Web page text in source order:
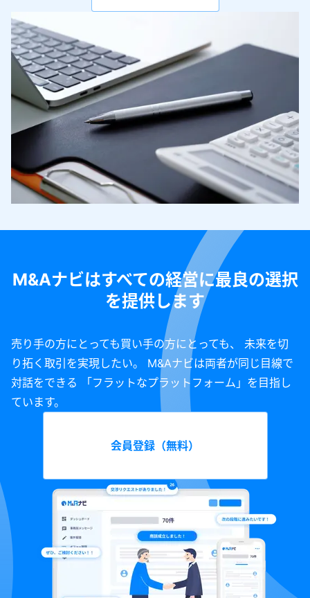
M&Aナビはすべての経営に最良の選択
を提供します
売り手の方にとっても買い手の方にとっても、 未来を切
り拓く取引を実現したい。 M&Aナビは両者が同じ目線で
対話をできる 「フラットなプラットフォーム」を目指し
ています。
会員登録（無料）